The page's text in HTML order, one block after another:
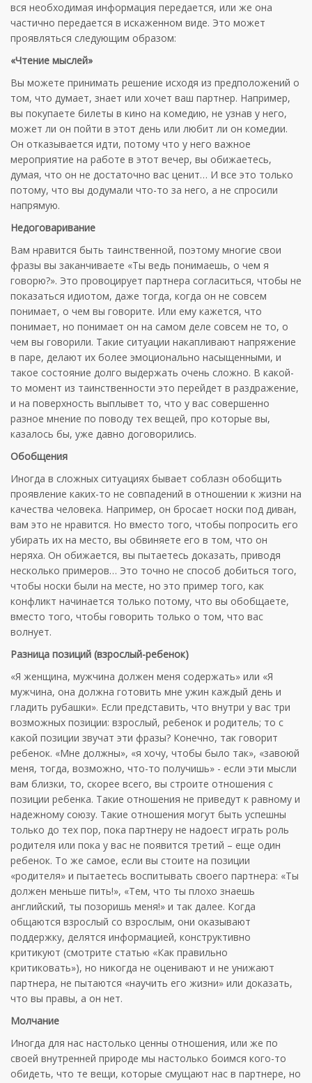
вся необходимая информация передается, или же она
частично передается в искаженном виде. Это может
проявляться следующим образом:
«Чтение мыслей»
Вы можете принимать решение исходя из предположений о
том, что думает, знает или хочет ваш партнер. Например,
вы покупаете билеты в кино на комедию, не узнав у него,
может ли он пойти в этот день или любит ли он комедии.
Он отказывается идти, потому что у него важное
мероприятие на работе в этот вечер, вы обижаетесь,
думая, что он не достаточно вас ценит… И все это только
потому, что вы додумали что-то за него, а не спросили
напрямую.
Недоговаривание
Вам нравится быть таинственной, поэтому многие свои
фразы вы заканчиваете «Ты ведь понимаешь, о чем я
говорю?». Это провоцирует партнера согласиться, чтобы не
показаться идиотом, даже тогда, когда он не совсем
понимает, о чем вы говорите. Или ему кажется, что
понимает, но понимает он на самом деле совсем не то, о
чем вы говорили. Такие ситуации накапливают напряжение
в паре, делают их более эмоционально насыщенными, и
такое состояние долго выдержать очень сложно. В какой-
то момент из таинственности это перейдет в раздражение,
и на поверхность выплывет то, что у вас совершенно
разное мнение по поводу тех вещей, про которые вы,
казалось бы, уже давно договорились.
Обобщения
Иногда в сложных ситуациях бывает соблазн обобщить
проявление каких-то не совпадений в отношении к жизни на
качества человека. Например, он бросает носки под диван,
вам это не нравится. Но вместо того, чтобы попросить его
убирать их на место, вы обвиняете его в том, что он
неряха. Он обижается, вы пытаетесь доказать, приводя
несколько примеров… Это точно не способ добиться того,
чтобы носки были на месте, но это пример того, как
конфликт начинается только потому, что вы обобщаете,
вместо того, чтобы говорить только о том, что вас
волнует.
Разница позиций (взрослый-ребенок)
«Я женщина, мужчина должен меня содержать» или «Я
мужчина, она должна готовить мне ужин каждый день и
гладить рубашки». Если представить, что внутри у вас три
возможных позиции: взрослый, ребенок и родитель; то с
какой позиции звучат эти фразы? Конечно, так говорит
ребенок. «Мне должны», «я хочу, чтобы было так», «завоюй
меня, тогда, возможно, что-то получишь» - если эти мысли
вам близки, то, скорее всего, вы строите отношения с
позиции ребенка. Такие отношения не приведут к равному и
надежному союзу. Такие отношения могут быть успешны
только до тех пор, пока партнеру не надоест играть роль
родителя или пока у вас не появится третий – еще один
ребенок. То же самое, если вы стоите на позиции
«родителя» и пытаетесь воспитывать своего партнера: «Ты
должен меньше пить!», «Тем, что ты плохо знаешь
английский, ты позоришь меня!» и так далее. Когда
общаются взрослый со взрослым, они оказывают
поддержку, делятся информацией, конструктивно
критикуют (смотрите статью «Как правильно
критиковать»), но никогда не оценивают и не унижают
партнера, не пытаются «научить его жизни» или доказать,
что вы правы, а он нет.
Молчание
Иногда для нас настолько ценны отношения, или же по
своей внутренней природе мы настолько боимся кого-то
обидеть, что те вещи, которые смущают нас в партнере, но